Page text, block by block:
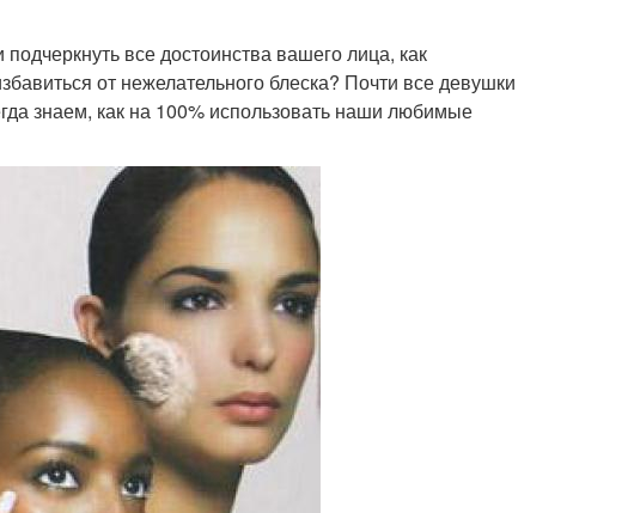
все достоинства вашего лица, как
от нежелательного блеска? Почти все девушки
знаем, как на 100% использовать наши любимые